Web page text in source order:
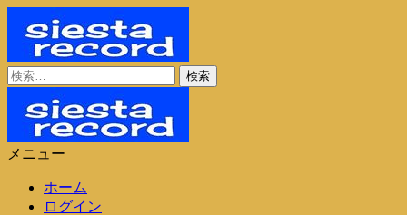
ン
ツ
キ
シエスタレコード
中古レコード通販
検
索:
メニュー
ホーム
ログイン